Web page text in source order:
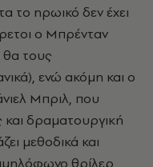
το ηρωικό δεν έχει
ο Μπρένταν
θα τους
ενώ ακόμη και ο
Μπριλ, που
και δραματουργική
μεθοδικά και
θρίλερ